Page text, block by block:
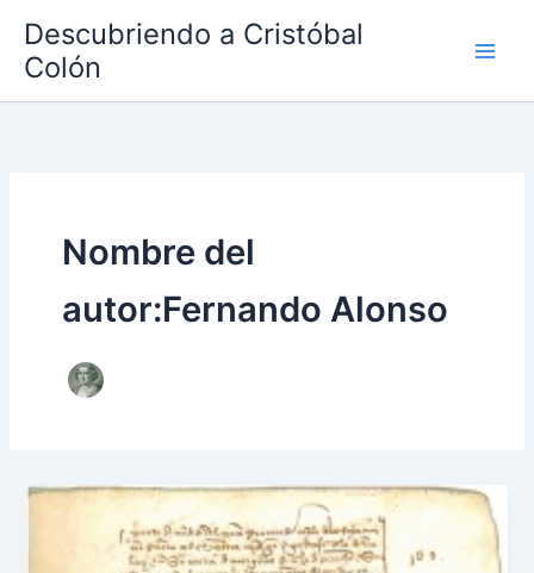
contenido
Descubriendo a Cristóbal
Colón
Nombre del
autor:Fernando Alonso